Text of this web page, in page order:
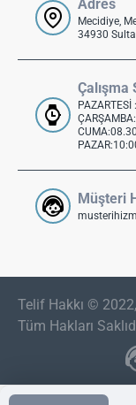
Adres
Mecidiye,
34930
Çalışma
Müşteri
Telif Hakkı ©
Tüm Hakları